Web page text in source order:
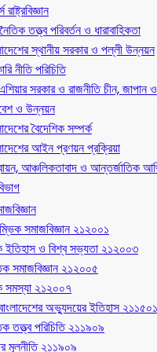
তত্ত্ব পরিবর্তন ও ধারাবাহিকতা
স্থানীয় সরকার ও পল্লী উন্নয়ন
নীতি পরিচিতি
সরকার ও রাজনীতি চীন, জাপান
ও উন্নয়ন
বৈদেশিক সম্পর্ক
আইন প্রণয়ন প্রক্রিয়া
আঞ্চলিকতাবাদ ও আন্তর্জাতিক
সমাজবিজ্ঞান ২১২০০১
ইতিহাস ও বিশ্ব সভ্যতা ২১২০০৩
সমাজবিজ্ঞান ২১২০০৫
সমস্যা ২১২০০৭
অভ্যুদয়ের ইতিহাস ২১১৫০১
তত্ত্ব পরিচিতি ২১১৯০৯
মূলনীতি ২১১৯০৯